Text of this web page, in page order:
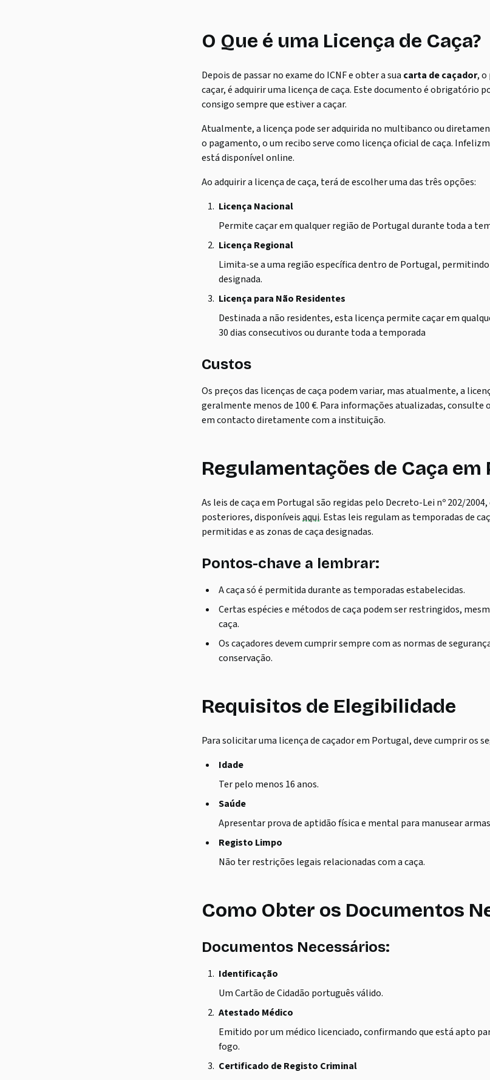
O Que é uma Licença de Caça?
Depois de passar no exame do ICNF e obter a sua carta de caçador, o
caçar, é adquirir uma licença de caça. Este documento é obrigatório
consigo sempre que estiver a caçar.
Atualmente, a licença pode ser adquirida no multibanco ou
o pagamento, o um recibo serve como licença oficial de caça.
está disponível online.
Ao adquirir a licença de caça, terá de escolher uma das três opções:
Licença Nacional
Permite caçar em qualquer região de Portugal durante toda a
Licença Regional
Limita-se a uma região específica dentro de Portugal, permitindo
designada.
Licença para Não Residentes
Destinada a não residentes, esta licença permite caçar em
30 dias consecutivos ou durante toda a temporada
Custos
Os preços das licenças de caça podem variar, mas atualmente, a
geralmente menos de 100 €. Para informações atualizadas, consulte
em contacto diretamente com a instituição.
Regulamentações de Caça
As leis de caça em Portugal são regidas pelo Decreto-Lei nº 202/
posteriores, disponíveisaqui. Estas leis regulam as temporadas de
permitidas e as zonas de caça designadas.
Pontos-chave a lembrar:
A caça só é permitida durante as temporadas estabelecidas.
Certas espécies e métodos de caça podem ser restringidos,
caça.
Os caçadores devem cumprir sempre com as normas de
conservação.
Requisitos de Elegibilidade
Para solicitar uma licença de caçador em Portugal, deve cumprir os
Idade
Ter pelo menos 16 anos.
Saúde
Apresentar prova de aptidão física e mental para manusear
Registo Limpo
Não ter restrições legais relacionadas com a caça.
Como Obter os Documentos
Documentos Necessários:
Identificação
Um Cartão de Cidadão português válido.
Atestado Médico
Emitido por um médico licenciado, confirmando que está apto
fogo.
Certificado de Registo Criminal